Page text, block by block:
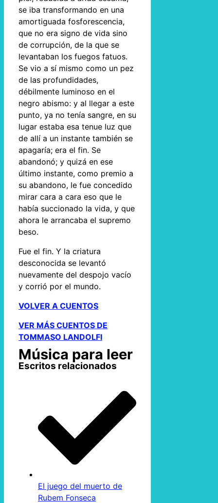
se iba transformando en una
amortiguada fosforescencia,
que no era signo de vida sino
de corrupción, de la que se
levantaban los fuegos fatuos.
Se vio a sí mismo como un pez
de las profundidades,
débilmente luminoso en el
negro abismo: y al llegar a este
punto, ya no tenía sangre, en su
lugar estaba esa tenue luz que
de allí a un instante también se
apagaría; era el fin. Se
abandonó; y quizá en ese
último instante, como premio a
su abandono, le fue concedido
mirar cara a cara eso que le
había succionado la vida, y que
ahora le arrancaba el supremo
beso.
Fue el fin. Y la criatura
desconocida se levantó
nuevamente del despojo vacío
y corrió por el mundo.
VOLVER A CUENTOS
VER MÁS CUENTOS DE
TOMMASO LANDOLFI
Música para leer
Escritos relacionados
El juego del muerto de
Rubem Fonseca